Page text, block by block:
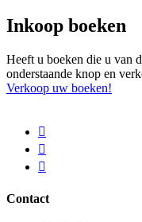
Inkoop boeken
Heeft u boeken die u van
onderstaande knop en
Verkoop uw boeken!
Contact